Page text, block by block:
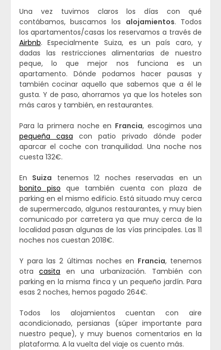
Una vez tuvimos claros los días con qué
contábamos, buscamos los alojamientos. Todos
los apartamentos/casas los reservamos a través de
Airbnb. Especialmente Suiza, es un país caro, y
dadas las restricciones alimentarias de nuestro
peque, lo que mejor nos funciona es un
apartamento. Dónde podamos hacer pausas y
también cocinar aquello que sabemos que a él le
gusta. Y de paso, ahorramos ya que los hoteles son
más caros y también, en restaurantes.
Para la primera noche en Francia, escogimos una
pequeña casa con patio privado dónde poder
aparcar el coche con tranquilidad. Una noche nos
cuesta 132€.
En Suiza tenemos 12 noches reservadas en un
bonito piso que también cuenta con plaza de
parking en el mismo edificio. Está situado muy cerca
de supermercado, algunos restaurantes, y muy bien
comunicado por carretera ya que muy cerca de la
localidad pasan algunas de las vías principales. Las 11
noches nos cuestan 2018€.
Y para las 2 últimas noches en Francia, tenemos
otracasita en una urbanización. También con
parking en la misma finca y un pequeño jardín. Para
esas 2 noches, hemos pagado 264€.
Todos los alojamientos cuentan con aire
acondicionado, persianas (súper importante para
nuestro peque), y muy buenos comentarios en la
plataforma. A la vuelta del viaje os cuento más.